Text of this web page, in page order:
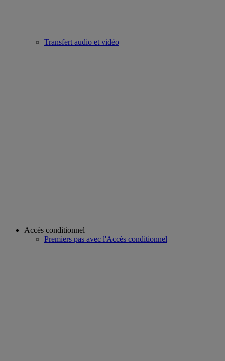
Transfert audio et vidéo
Accès conditionnel
Premiers pas avec l'Accès conditionnel